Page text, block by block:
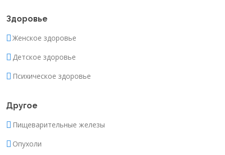
Здоровье
Женское здоровье
Детское здоровье
Психическое здоровье
Другое
Пищеварительные железы
Опухоли